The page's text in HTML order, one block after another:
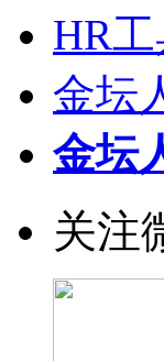
HR
金坛
金坛
关注